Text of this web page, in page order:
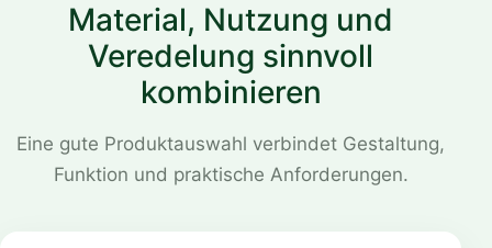
Material, Nutzung und
Veredelung sinnvoll
kombinieren
Eine gute Produktauswahl verbindet Gestaltung,
Funktion und praktische Anforderungen.